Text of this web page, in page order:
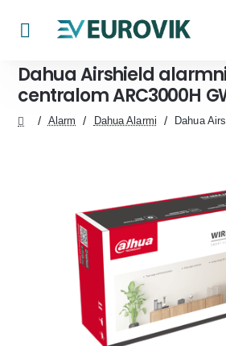
Dahua Airshield
centralom ARC3000H
Alarm Dahua Alarmi Dahua